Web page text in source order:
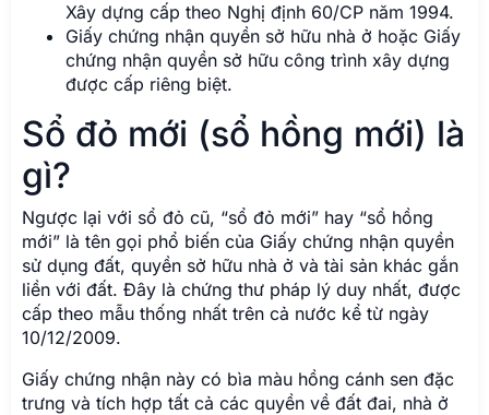
Xây dựng cấp theo Nghị định 60/CP năm 1994.
Giấy chứng nhận quyền sở hữu nhà ở hoặc Giấy
chứng nhận quyền sở hữu công trình xây dựng
được cấp riêng biệt.
Sổ đỏ mới (sổ hồng mới) là
gì?
Ngược lại với sổ đỏ cũ, “sổ đỏ mới” hay “sổ hồng
mới” là tên gọi phổ biến của Giấy chứng nhận quyền
sử dụng đất, quyền sở hữu nhà ở và tài sản khác gắn
liền với đất. Đây là chứng thư pháp lý duy nhất, được
cấp theo mẫu thống nhất trên cả nước kể từ ngày
10/12/2009.
Giấy chứng nhận này có bìa màu hồng cánh sen đặc
trưng và tích hợp tất cả các quyền về đất đai, nhà ở